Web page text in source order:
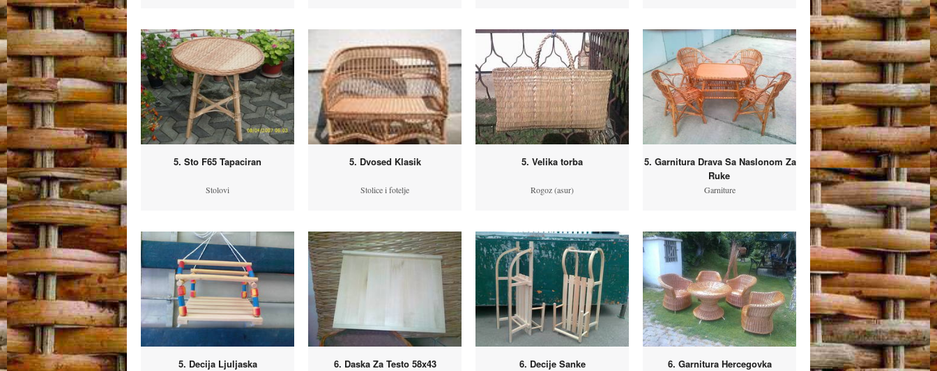
5. Sto F65 Tapaciran
Stolovi
5. Dvosed Klasik
Stolice i fotelje
5. Velika torba
Rogoz (asur)
5. Garnitura Drava Sa Naslonom Za
Ruke
Garniture
5. Decija Ljuljaska 6. Daska Za Testo 58x43 6. Decije Sanke 6. Garnitura Hercegovka